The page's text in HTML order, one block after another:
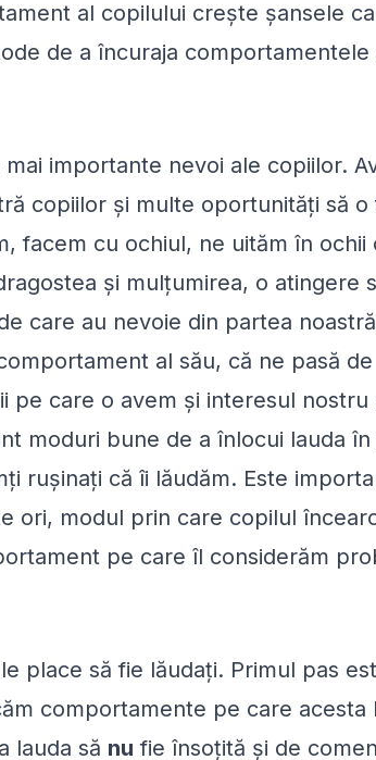
al copilului creşte şansele
de a încuraja comportamentele
importante nevoi ale copiilor.
copiilor şi multe oportunităţi să
facem cu ochiul, ne uităm în
şi mulţumirea, o atingere
care au nevoie din partea
al său, că ne pasă
pe care o avem şi interesul
moduri bune de a înlocui lauda
ruşinaţi că îi lăudăm. Este
ori, modul prin care copilul
pe care îl considerăm
place să fie lăudaţi. Primul pas
comportamente pe care acesta
lauda să nu fie însoţită şi de